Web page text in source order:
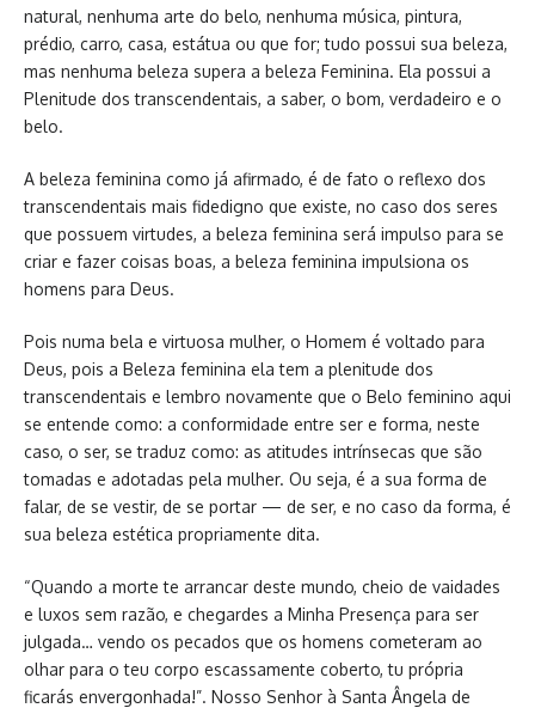
natural, nenhuma arte do belo, nenhuma música, pintura,
prédio, carro, casa, estátua ou que for; tudo possui sua beleza,
mas nenhuma beleza supera a beleza Feminina. Ela possui a
Plenitude dos transcendentais, a saber, o bom, verdadeiro e o
belo.
A beleza feminina como já afirmado, é de fato o reflexo dos
transcendentais mais fidedigno que existe, no caso dos seres
que possuem virtudes, a beleza feminina será impulso para se
criar e fazer coisas boas, a beleza feminina impulsiona os
homens para Deus.
Pois numa bela e virtuosa mulher, o Homem é voltado para
Deus, pois a Beleza feminina ela tem a plenitude dos
transcendentais e lembro novamente que o Belo feminino aqui
se entende como: a conformidade entre ser e forma, neste
caso, o ser, se traduz como: as atitudes intrínsecas que são
tomadas e adotadas pela mulher. Ou seja, é a sua forma de
falar, de se vestir, de se portar — de ser, e no caso da forma, é
sua beleza estética propriamente dita.
“Quando a morte te arrancar deste mundo, cheio de vaidades
e luxos sem razão, e chegardes a Minha Presença para ser
julgada… vendo os pecados que os homens cometeram ao
olhar para o teu corpo escassamente coberto, tu própria
ficarás envergonhada!”. Nosso Senhor à Santa Ângela de